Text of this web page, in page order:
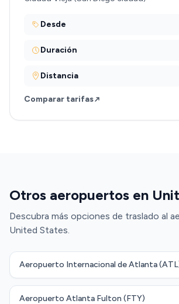
Desde
Duración
Distancia
Comparar tarifas
Otros aeropuertos en
Descubra más opciones de traslado al
United States.
Aeropuerto Internacional de Atlanta
Aeropuerto Atlanta Fulton (FTY)